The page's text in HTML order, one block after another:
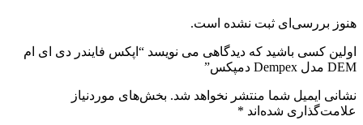
هنوز بررسی‌ای ثبت نشده است.
اولین کسی باشید که دیدگاهی می نویسد “اپکس فایندر دی ای ام
DEM مدل Dempex دمپکس”
نشانی ایمیل شما منتشر نخواهد شد. بخش‌های موردنیاز
علامت‌گذاری شده‌اند *